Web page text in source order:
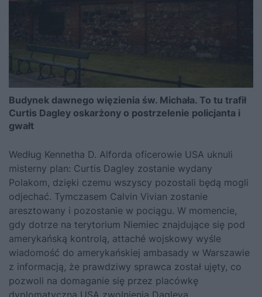
Budynek dawnego więzienia św. Michała. To tu trafił
Curtis Dagley oskarżony o postrzelenie policjanta i
gwałt
Według Kennetha D. Alforda oficerowie USA uknuli
misterny plan: Curtis Dagley zostanie wydany
Polakom, dzięki czemu wszyscy pozostali będą mogli
odjechać. Tymczasem Calvin Vivian zostanie
aresztowany i pozostanie w pociągu. W momencie,
gdy dotrze na terytorium Niemiec znajdujące się pod
amerykańską kontrolą, attaché wojskowy wyśle
wiadomość do amerykańskiej ambasady w Warszawie
z informacją, że prawdziwy sprawca został ujęty, co
pozwoli na domaganie się przez placówkę